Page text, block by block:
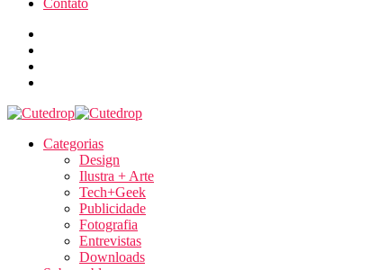
Contato
Categorias
Design
Ilustra + Arte
Tech+Geek
Publicidade
Fotografia
Entrevistas
Downloads